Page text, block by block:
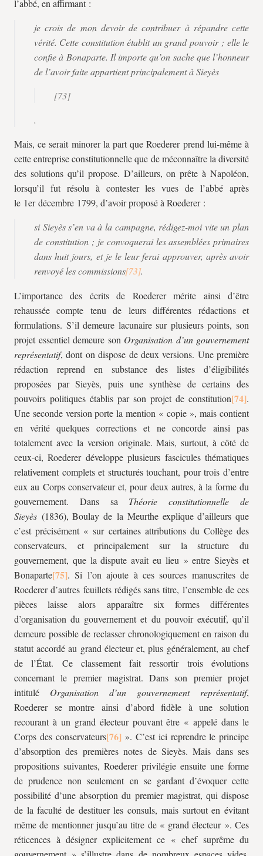
l’abbé, en affirmant :
je crois de mon devoir de contribuer à répandre cette
vérité. Cette constitution établit un grand pouvoir ; elle le
confie à Bonaparte. Il importe qu’on sache que l’honneur
de l’avoir faite appartient principalement à Sieyès
[73]
.
Mais, ce serait minorer la part que Roederer prend lui-même à
cette entreprise constitutionnelle que de méconnaître la diversité
des solutions qu’il propose. D’ailleurs, on prête à Napoléon,
lorsqu’il fut résolu à contester les vues de l’abbé après
le 1er décembre 1799, d’avoir proposé à Roederer :
si Sieyès s’en va à la campagne, rédigez-moi vite un plan
de constitution ; je convoquerai les assemblées primaires
dans huit jours, et je le leur ferai approuver, après avoir
renvoyé les commissions
.
L’importance des écrits de Roederer mérite ainsi d’être
rehaussée compte tenu de leurs différentes rédactions et
formulations. S’il demeure lacunaire sur plusieurs points, son
projet essentiel demeure son Organisation d’un gouvernement
représentatif, dont on dispose de deux versions. Une première
rédaction reprend en substance des listes d’éligibilités
proposées par Sieyès, puis une synthèse de certains des
pouvoirs politiques établis par son projet de constitution
.
Une seconde version porte la mention « copie », mais contient
en vérité quelques corrections et ne concorde ainsi pas
totalement avec la version originale. Mais, surtout, à côté de
ceux-ci, Roederer développe plusieurs fascicules thématiques
relativement complets et structurés touchant, pour trois d’entre
eux au Corps conservateur et, pour deux autres, à la forme du
gouvernement. Dans sa Théorie constitutionnelle de
Sieyès (1836), Boulay de la Meurthe explique d’ailleurs que
c’est précisément « sur certaines attributions du Collège des
conservateurs, et principalement sur la structure du
gouvernement, que la dispute avait eu lieu » entre Sieyès et
Bonaparte
. Si l’on ajoute à ces sources manuscrites de
Roederer d’autres feuillets rédigés sans titre, l’ensemble de ces
pièces laisse alors apparaître six formes différentes
d’organisation du gouvernement et du pouvoir exécutif, qu’il
demeure possible de reclasser chronologiquement en raison du
statut accordé au grand électeur et, plus généralement, au chef
de l’État. Ce classement fait ressortir trois évolutions
concernant le premier magistrat. Dans son premier projet
intitulé Organisation d’un gouvernement représentatif,
Roederer se montre ainsi d’abord fidèle à une solution
recourant à un grand électeur pouvant être « appelé dans le
Corps des conservateurs
». C’est ici reprendre le principe
d’absorption des premières notes de Sieyès. Mais dans ses
propositions suivantes, Roederer privilégie ensuite une forme
de prudence non seulement en se gardant d’évoquer cette
possibilité d’une absorption du premier magistrat, qui dispose
de la faculté de destituer les consuls, mais surtout en évitant
même de mentionner jusqu’au titre de « grand électeur ». Ces
réticences à désigner explicitement ce « chef suprême du